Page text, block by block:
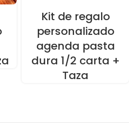
Kit de regalo
personalizado
agenda pasta
dura 1/2 carta +
Taza